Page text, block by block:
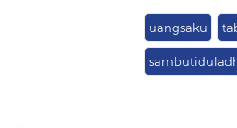
uangsaku